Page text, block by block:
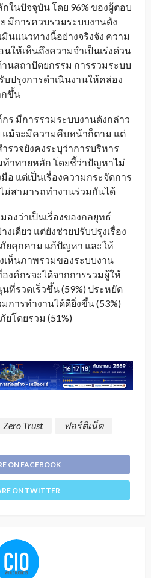
ในปัจจุบัน โดย 96% ของผู้ตอบ
มีการควบรวมระบบงานดัง
นแนวทางนี้อย่างจริงจัง ความ
ให้เห็นถึงความจำเป็นเร่งด่วน
นสถาปัตยกรรม การรวมระบบ
ปรุงการดำเนินงานให้คล่อง
กขึ้น
ร มีการรวมระบบงานดังกล่าว
แม้จะมีความคืบหน้าก็ตาม แต่
รวจยังคงระบุว่าการบริหาร
ท้าทายหลัก โดยชี้ว่าปัญหาไม่
อ แต่เป็นเรื่องความกระจัดการ
ม่สามารถทำงานร่วมกันได้
องว่าเป็นเรื่องของกลยุทธ์
เดียว แต่ยังช่วยปรับปรุงเรื่อง
ยคุกคาม แก้ปัญหา และให้
ห็นภาพรวมของระบบงาน
งค์กรจะได้จากการรวมผู้ให้
ที่รวดเร็วขึ้น (59%) ประหยัด
การทำงานได้ดียิ่งขึ้น (53%)
โดยรวม (51%)
Zero Trust ฟอร์ติเน็ต
ON FACEBOOK
ON TWITTER